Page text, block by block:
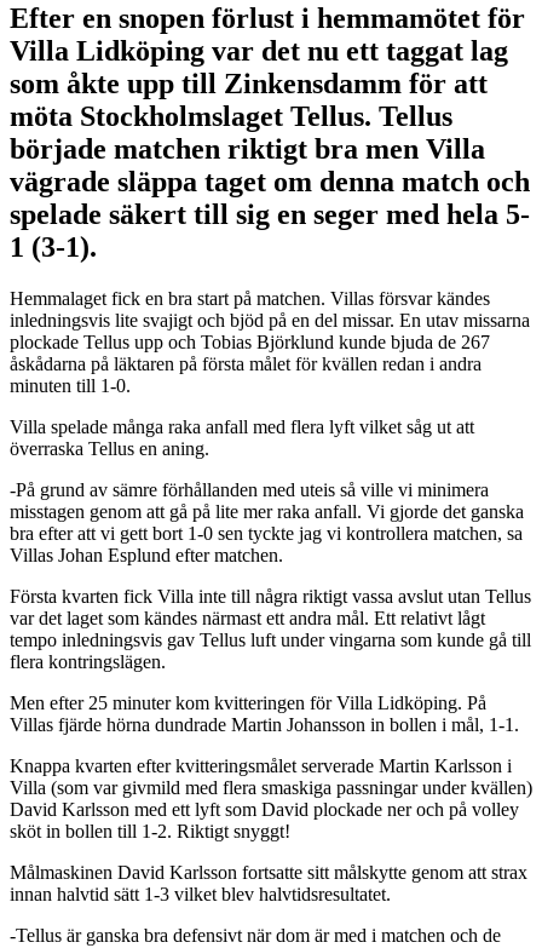
Efter en snopen förlust i hemmamötet för
Villa Lidköping var det nu ett taggat lag
som åkte upp till Zinkensdamm för att
möta Stockholmslaget Tellus. Tellus
började matchen riktigt bra men Villa
vägrade släppa taget om denna match och
spelade säkert till sig en seger med hela 5-
1 (3-1).
Hemmalaget fick en bra start på matchen. Villas försvar kändes
inledningsvis lite svajigt och bjöd på en del missar. En utav missarna
plockade Tellus upp och Tobias Björklund kunde bjuda de 267
åskådarna på läktaren på första målet för kvällen redan i andra
minuten till 1-0.
Villa spelade många raka anfall med flera lyft vilket såg ut att
överraska Tellus en aning.
-På grund av sämre förhållanden med uteis så ville vi minimera
misstagen genom att gå på lite mer raka anfall. Vi gjorde det ganska
bra efter att vi gett bort 1-0 sen tyckte jag vi kontrollera matchen, sa
Villas Johan Esplund efter matchen.
Första kvarten fick Villa inte till några riktigt vassa avslut utan Tellus
var det laget som kändes närmast ett andra mål. Ett relativt lågt
tempo inledningsvis gav Tellus luft under vingarna som kunde gå till
flera kontringslägen.
Men efter 25 minuter kom kvitteringen för Villa Lidköping. På
Villas fjärde hörna dundrade Martin Johansson in bollen i mål, 1-1.
Knappa kvarten efter kvitteringsmålet serverade Martin Karlsson i
Villa (som var givmild med flera smaskiga passningar under kvällen)
David Karlsson med ett lyft som David plockade ner och på volley
sköt in bollen till 1-2. Riktigt snyggt!
Målmaskinen David Karlsson fortsatte sitt målskytte genom att strax
innan halvtid sätt 1-3 vilket blev halvtidsresultatet.
-Tellus är ganska bra defensivt när dom är med i matchen och de